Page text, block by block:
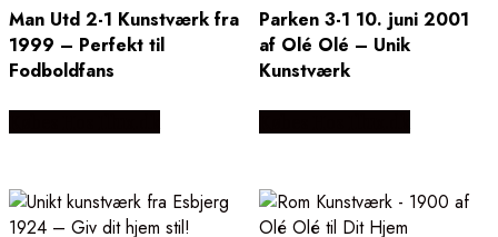
Man Utd 2-1 Kunstværk fra
1999 – Perfekt til
Fodboldfans
Parken 3-1 10. juni 2001
af Olé Olé – Unik
Kunstværk